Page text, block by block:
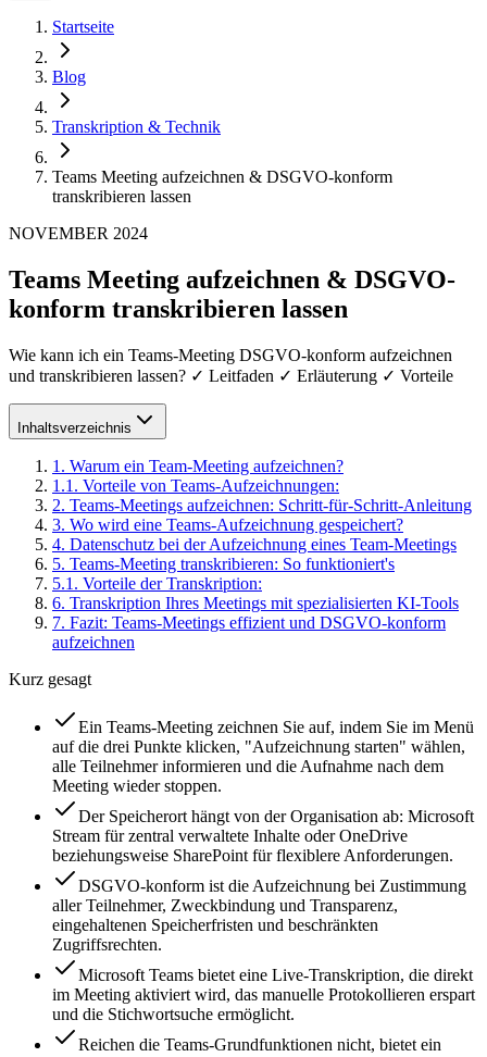
Startseite
Blog
Transkription & Technik
Teams Meeting aufzeichnen & DSGVO-konform
transkribieren lassen
NOVEMBER 2024
Teams Meeting aufzeichnen & DSGVO-
konform transkribieren lassen
Wie kann ich ein Teams-Meeting DSGVO-konform aufzeichnen
und transkribieren lassen? ✓ Leitfaden ✓ Erläuterung ✓ Vorteile
Inhaltsverzeichnis
1 . Warum ein Team-Meeting aufzeichnen?
1 .1 . Vorteile von Teams-Aufzeichnungen:
2. Teams-Meetings aufzeichnen: Schritt-für-Schritt-Anleitung
3. Wo wird eine Teams-Aufzeichnung gespeichert?
4. ‍Datenschutz bei der Aufzeichnung eines Team-Meetings
5. Teams-Meeting transkribieren: So funktioniert's
5.1 . Vorteile der Transkription:
6. Transkription Ihres Meetings mit spezialisierten KI-Tools
7. Fazit: Teams-Meetings effizient und DSGVO-konform
aufzeichnen
Kurz gesagt
Ein Teams-Meeting zeichnen Sie auf, indem Sie im Menü
auf die drei Punkte klicken, "Aufzeichnung starten" wählen,
alle Teilnehmer informieren und die Aufnahme nach dem
Meeting wieder stoppen.
Der Speicherort hängt von der Organisation ab: Microsoft
Stream für zentral verwaltete Inhalte oder OneDrive
beziehungsweise SharePoint für flexiblere Anforderungen.
DSGVO-konform ist die Aufzeichnung bei Zustimmung
aller Teilnehmer, Zweckbindung und Transparenz,
eingehaltenen Speicherfristen und beschränkten
Zugriffsrechten.
Microsoft Teams bietet eine Live-Transkription, die direkt
im Meeting aktiviert wird, das manuelle Protokollieren erspart
und die Stichwortsuche ermöglicht.
Reichen die Teams-Grundfunktionen nicht, bietet ein